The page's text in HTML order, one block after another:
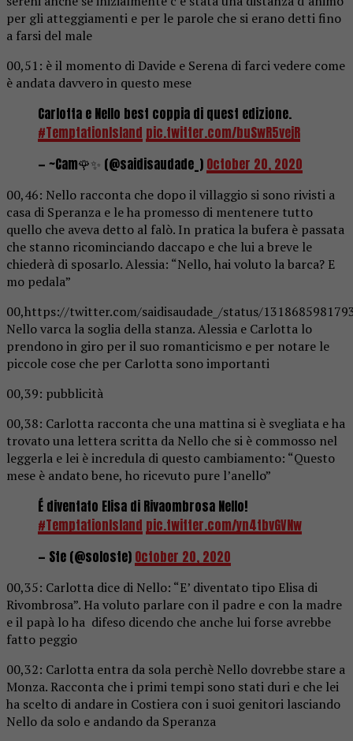
per gli atteggiamenti e per le parole che si erano detti fino
a farsi del male
00,51: è il momento di Davide e Serena di farci vedere come
è andata davvero in questo mese
Carlotta e Nello best coppia di quest edizione.
#TemptationIsland pic.twitter.com/buSwR5vejR
— ~Cam🌹✨ (@saidisaudade_) October 20, 2020
00,46: Nello racconta che dopo il villaggio si sono rivisti a
casa di Speranza e le ha promesso di mentenere tutto
quello che aveva detto al falò. In pratica la bufera è passata
che stanno ricominciando daccapo e che lui a breve le
chiederà di sposarlo. Alessia: “Nello, hai voluto la barca? E
mo pedala”
00,https://twitter.com/saidisaudade_/status/
Nello varca la soglia della stanza. Alessia e Carlotta lo
prendono in giro per il suo romanticismo e per notare le
piccole cose che per Carlotta sono importanti
00,39: pubblicità
00,38: Carlotta racconta che una mattina si è svegliata e ha
trovato una lettera scritta da Nello che si è commosso nel
leggerla e lei è incredula di questo cambiamento: “Questo
mese è andato bene, ho ricevuto pure l’anello”
É diventato Elisa di Rivaombrosa Nello!
#TemptationIsland pic.twitter.com/yn4tbvGVNw
— Ste (@soloste) October 20, 2020
00,35: Carlotta dice di Nello: “E’ diventato tipo Elisa di
Rivombrosa”. Ha voluto parlare con il padre e con la madre
e il papà lo ha difeso dicendo che anche lui forse avrebbe
fatto peggio
00,32: Carlotta entra da sola perchè Nello dovrebbe stare a
Monza. Racconta che i primi tempi sono stati duri e che lei
ha scelto di andare in Costiera con i suoi genitori lasciando
Nello da solo e andando da Speranza